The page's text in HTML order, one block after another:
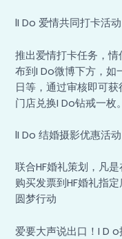
lI Do 爱情共同打卡活动
推出爱情打卡任务，
布到I Do微博下方，如
日等，通过审核即可
门店兑换I Do钻戒一枚。
lI Do 结婚摄影优惠活动
联合HF婚礼策划，凡
购买发票到HF婚礼指
圆梦行动
爱要大声说出口！I D